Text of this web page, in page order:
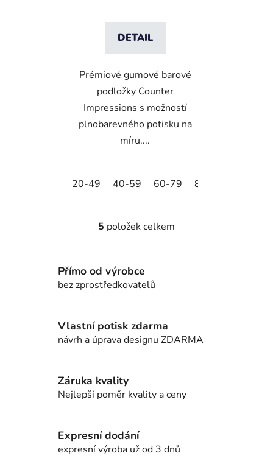
DETAIL
Prémiové gumové barové
podložky Counter
Impressions s možností
plnobarevného potisku na
míru....
20-49 40-59 60-79 80-99
O
á
d
í
p
y
p
i
5 položek celkem
Přímo od výrobce
bez zprostředkovatelů
Vlastní potisk zdarma
návrh a úprava designu ZDARMA
Záruka kvality
Nejlepší poměr kvality a ceny
Expresní dodání
expresní výroba už od 3 dnů